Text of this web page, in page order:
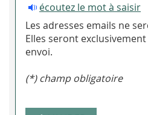
écoutez le mot à saisir
Les adresses emails ne
Elles seront
envoi.
(*) champ obligatoire